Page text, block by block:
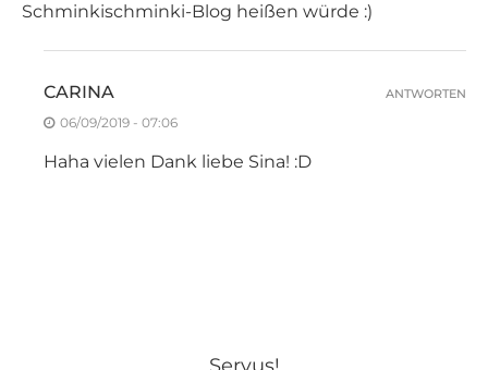
Schminkischminki-Blog heißen würde :)
CARINA
06/09/2019 - 07:06
Haha vielen Dank liebe Sina! :D
ANTWORTEN